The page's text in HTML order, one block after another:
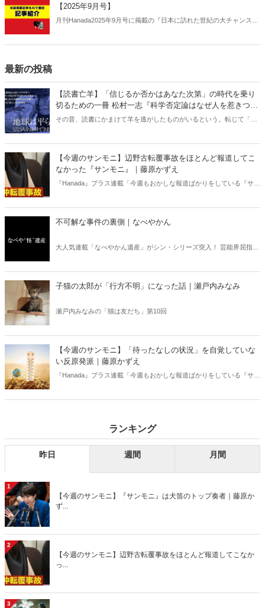
【2025年9月号】
月刊Hanada2025年9月号に掲載の『日本に訪れた世紀の大チャンス｜
最新の投稿
【読書亡羊】「信じるか否かはあなた次第」の時代を乗り
切るための一冊 松村一志『科学否定論はなぜ人を惹きつけ
るのか』（ちくま新書）｜梶原麻衣子
その昔、読書にかまけて羊を逃がしたものがいるという。転じて「読
ある。元月刊『Hanada』編集部員のライター・梶原がお送りする時事
書評！
【今週のサンモニ】辺野古転覆事故をほとんど報道してこ
なかった『サンモニ』｜藤原かずえ
『Hanada』プラス連載「今週もおかしな報道ばかりをしている『サン
不可解な事件の裏側｜なべやかん
大人気連載「なべやかん遺産」がシン・シリーズ突入！ 芸能界屈指の
信じるか信じないかは、あなた次第！ 芸能ニュース
子猫の太郎が「行方不明」になった話｜瀬戸内みなみ
瀬戸内みなみの「猫は友だち」第10回
【今週のサンモニ】「待ったなしの状況」を自覚していな
い反原発派｜藤原かずえ
『Hanada』プラス連載「今週もおかしな報道ばかりをしている『サン
ランキング
昨日 週間 月間
1
【今週のサンモニ】『サンモニ』は犬笛のトップ奏者｜藤原か
ず...
2
【今週のサンモニ】辺野古転覆事故をほとんど報道してこなか
っ...
3